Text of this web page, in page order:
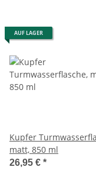
AUF LAGER
Kupfer
matt, 850 ml
26,95 € *